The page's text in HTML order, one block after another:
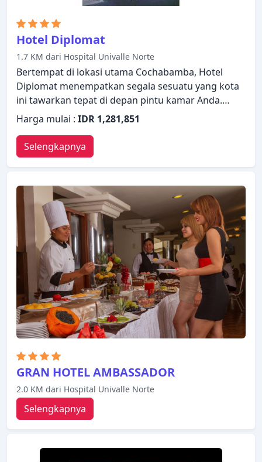
sebagai tempat persinggahan Anda.
Hotel Diplomat
1.7 KM dari Hospital Univalle Norte
Bertempat di lokasi utama Cochabamba, Hotel
Diplomat menempatkan segala sesuatu yang kota
ini tawarkan tepat di depan pintu kamar Anda.
Menawarkan berbagai fasilitas dan layanan, hotel
menyediakan semua yang Anda butuhkan untuk
bermalam dengan nyaman. Resepsionis 24 jam,
fasilitas bagi tamu dengan kebutuhan khusus,
check-in/check-out cepat, penyimpanan bagasi,
layanan kamar dapat ditemukan di hotel ini.
Bersantailah di kamar Anda yang nyaman dan
beberapa kamar dilengkapi dengan fasilitas seperti
AC, penghangat ruangan, layanan bangun pagi,
meja tulis, bar mini. Beristirahatlah setelah
seharian beraktivitas dan nikmati pusat kebugaran,
pijat. Dengan layanan handal dan staf profesional,
Hotel Diplomat memenuhi kebutuhan Anda.
Harga mulai : IDR 1,281,851
Selengkapnya
GRAN HOTEL AMBASSADOR
2.0 KM dari Hospital Univalle Norte
Selengkapnya